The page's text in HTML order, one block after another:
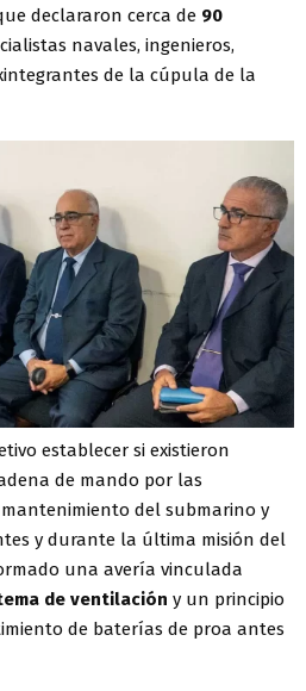
declararon cerca de 90
navales, ingenieros,
de la cúpula de la
establecer si existieron
de mando por las
del submarino y
y durante la última misión del
una avería vinculada
de ventilación y un principio
de baterías de proa antes